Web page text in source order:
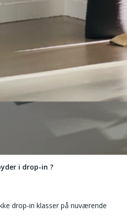
i drop-in ?
drop-in klasser på nuværende